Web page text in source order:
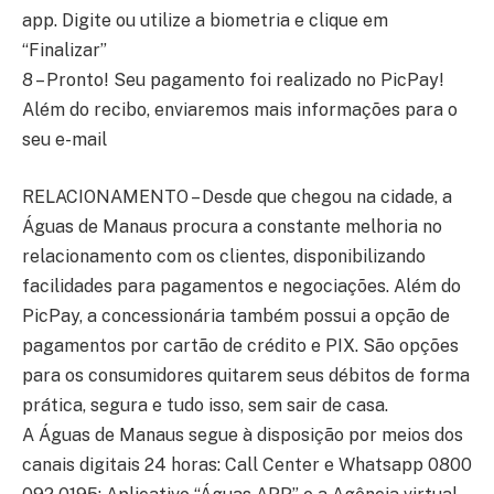
app. Digite ou utilize a biometria e clique em
“Finalizar”
8 – Pronto! Seu pagamento foi realizado no PicPay!
Além do recibo, enviaremos mais informações para o
seu e-mail
RELACIONAMENTO – Desde que chegou na cidade, a
Águas de Manaus procura a constante melhoria no
relacionamento com os clientes, disponibilizando
facilidades para pagamentos e negociações. Além do
PicPay, a concessionária também possui a opção de
pagamentos por cartão de crédito e PIX. São opções
para os consumidores quitarem seus débitos de forma
prática, segura e tudo isso, sem sair de casa.
A Águas de Manaus segue à disposição por meios dos
canais digitais 24 horas: Call Center e Whatsapp 0800